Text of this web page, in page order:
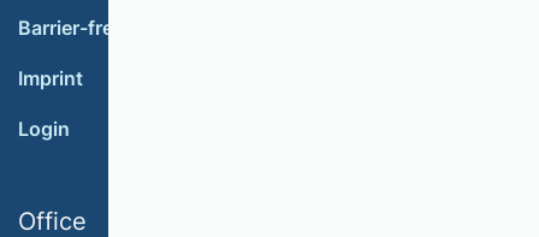
Barrier-free accessibility
Imprint
Login
Office